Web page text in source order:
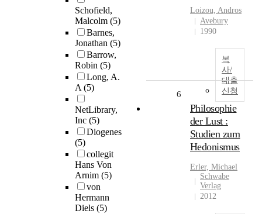
Schofield,
Malcolm (5)
Barnes,
Jonathan (5)
Barrow,
Robin (5)
Long, A.
A(5)
NetLibrary,
Inc (5)
Diogenes
(5)
collegit
Hans Von
Arnim (5)
von
Hermann
Diels (5)
Loizou, Andros
Avebury
1990
복
사/
대출
신청
6
Philosophie
der Lust :
Studien zum
Hedonismus
Erler, Michael
Schwabe
Verlag
2012